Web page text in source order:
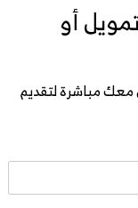
أو
معك مباشرة لتقديم